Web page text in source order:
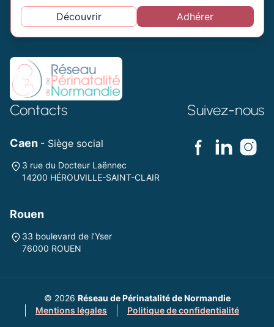
Découvrir Adhérer
Contacts
Caen - Siège social
3 rue du Docteur Laënnec
14200 HÉROUVILLE-SAINT-CLAIR
Rouen
33 boulevard de l’Yser
76000 ROUEN
Suivez-nous
© 2026 Réseau de Périnatalité de Normandie
Mentions légales
Politique de confidentialité